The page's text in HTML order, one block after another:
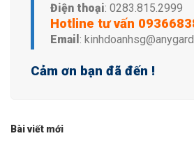
Điện thoại: 0283.815.2999
Hotline tư vấn
Email :
Cảm ơn bạn đã đến !
Bài viết mới